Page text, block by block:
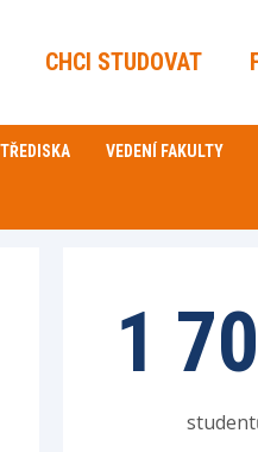
CHCI STUDOVAT
VEDENÍ FAKULTY
1